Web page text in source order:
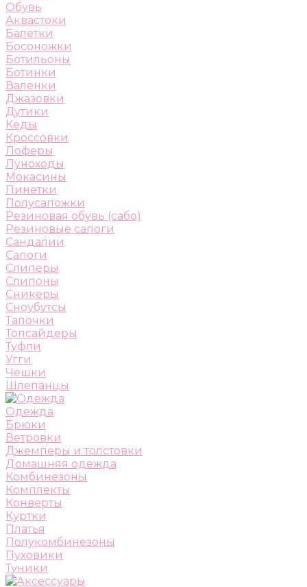
Обувь
Аквастоки
Балетки
Босоножки
Ботильоны
Ботинки
Валенки
Джазовки
Дутики
Кеды
Кроссовки
Лоферы
Луноходы
Мокасины
Пинетки
Полусапожки
Резиновая обувь (сабо)
Резиновые сапоги
Сандалии
Сапоги
Слиперы
Слипоны
Сникеры
Сноубутсы
Тапочки
Топсайдеры
Туфли
Угги
Чешки
Шлепанцы
Одежда
Брюки
Ветровки
Джемперы и толстовки
Домашняя одежда
Комбинезоны
Комплекты
Конверты
Куртки
Платья
Полукомбинезоны
Пуховики
Туники